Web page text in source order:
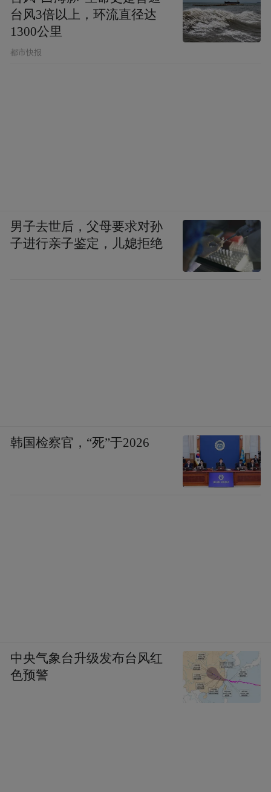
台风3倍以上，环流直径达
1300公里
都市快报
男子去世后，父母要求对孙
子进行亲子鉴定，儿媳拒绝
韩国检察官，“死”于2026
中央气象台升级发布台风红
色预警